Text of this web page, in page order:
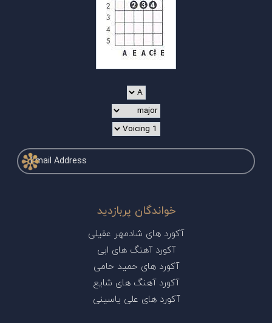
خواندگان پربازدید
آکورد های شادمهر عقیلی
آکورد آهنگ های ابی
آکورد های حمید حامی
آکورد آهنگ های شایع
آکورد های علی یاسینی